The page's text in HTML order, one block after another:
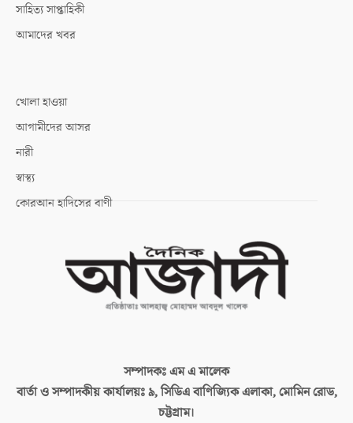
সাহিত্য সাপ্তাহিকী
আমাদের খবর
খোলা হাওয়া
আগামীদের আসর
নারী
স্বাস্থ্য
কোরআন হাদিসের বাণী
সম্পাদকঃএম এ মালেক
বার্তা ও সম্পাদকীয় কার্যালয়ঃ৯, সিডিএ বাণিজ্যিক এলাকা, মোমিন রোড,
চট্টগ্রাম।